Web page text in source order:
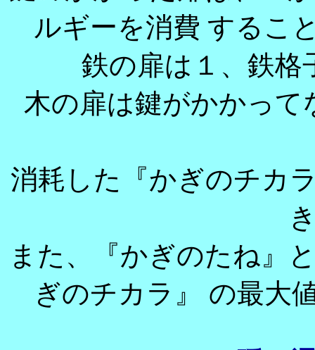
ルギーを消費 するこ
鉄の扉は１、鉄格
木の扉は鍵がかかっ
消耗した『かぎのチカ
また、『かぎのたね』
ぎのチカラ』 の最大